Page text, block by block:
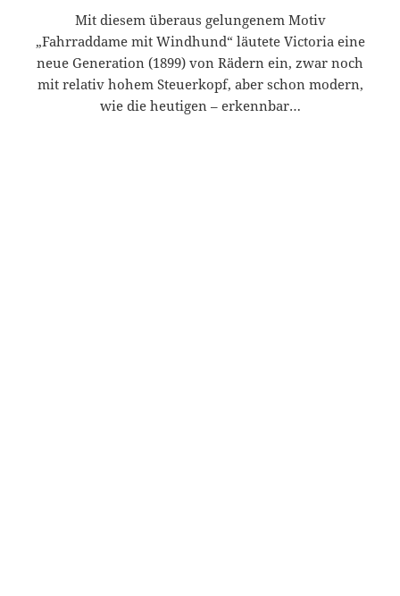
Mit diesem überaus gelungenem Motiv
„Fahrraddame mit Windhund“ läutete Victoria eine
neue Generation (1899) von Rädern ein, zwar noch
mit relativ hohem Steuerkopf, aber schon modern,
wie die heutigen – erkennbar…